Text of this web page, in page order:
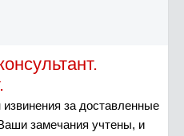
за доставленные
замечания учтены, и